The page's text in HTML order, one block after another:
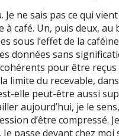
Je ne sais pas ce qui
à café. Un, puis deux,
sous l’effet de la
données sans
pour être
limite du recevable,
elle peut-être aussi
aujourd’hui, je le
d’être compressé.
passe devant chez moi